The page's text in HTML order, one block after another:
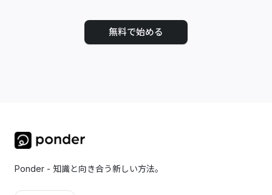
無料で始める
Ponder - 知識と向き合う新しい方法。